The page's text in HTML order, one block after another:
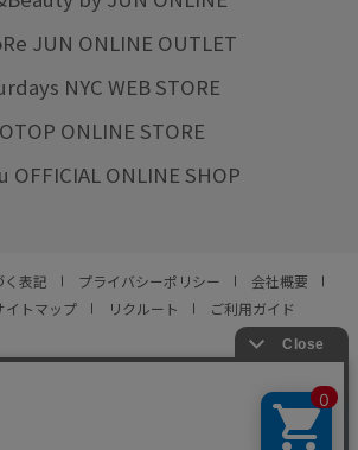
JUN ONLINE OUTLET
NYC WEB STORE
ONLINE STORE
OFFICIAL ONLINE SHOP
く表記 プライバシーポリシー
会社概要
イトマップ リクルート ご利用ガイド
ALL RIGHTS RESERVED.